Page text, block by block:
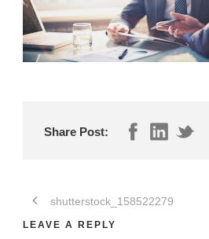
Share Post:
shutterstock_158522279
LEAVE A REPLY